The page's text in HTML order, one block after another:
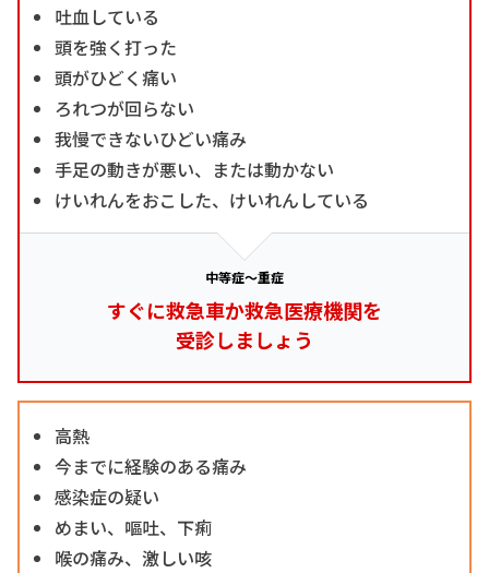
吐血している
頭を強く打った
頭がひどく痛い
ろれつが回らない
我慢できないひどい痛み
手足の動きが悪い、または動かない
けいれんをおこした、けいれんしている
中等症～重症
すぐに救急車か救急医療機関を
受診しましょう
高熱
今までに経験のある痛み
感染症の疑い
めまい、嘔吐、下痢
喉の痛み、激しい咳